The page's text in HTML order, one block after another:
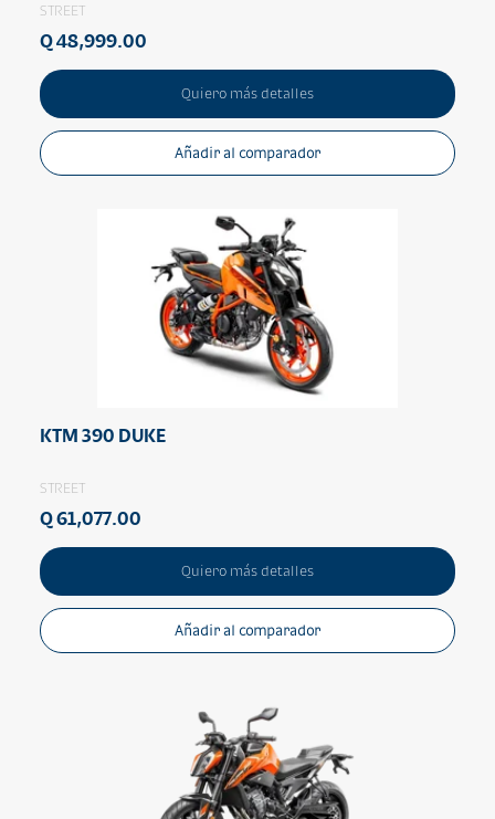
STREET
Q 48,999.00
Quiero más detalles
Añadir al comparador
KTM 390 DUKE
STREET
Q 61,077.00
Quiero más detalles
Añadir al comparador